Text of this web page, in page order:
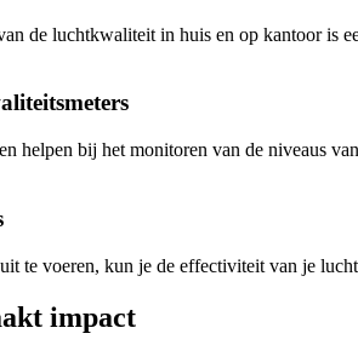
de luchtkwaliteit in huis en op kantoor is
helpen bij het monitoren van de niveaus
te voeren, kun je de effectiviteit van je
impact